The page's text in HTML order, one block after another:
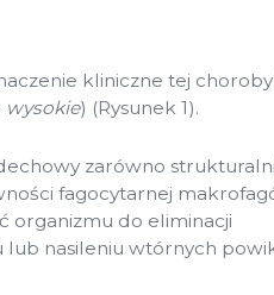
kliniczne tej
wysokie) (Rysunek 1).
zarówno
fagocytarnej
organizmu do eliminacji
lub nasileniu wtórnych